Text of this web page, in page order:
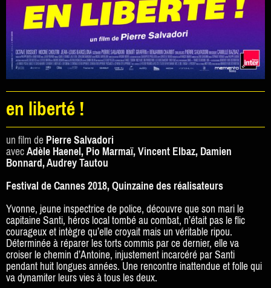
en liberté !
un film dePierre Salvadori
avecAdèle Haenel, Pio Marmaï, Vincent Elbaz, Damien
Bonnard, Audrey Tautou
Festival de Cannes 2018, Quinzaine des réalisateurs
Yvonne, jeune inspectrice de police, découvre que son mari le
capitaine Santi, héros local tombé au combat, n’était pas le flic
courageux et intègre qu’elle croyait mais un véritable ripou.
Déterminée à réparer les torts commis par ce dernier, elle va
croiser le chemin d’Antoine, injustement incarcéré par Santi
pendant huit longues années. Une rencontre inattendue et folle qui
va dynamiter leurs vies à tous les deux.